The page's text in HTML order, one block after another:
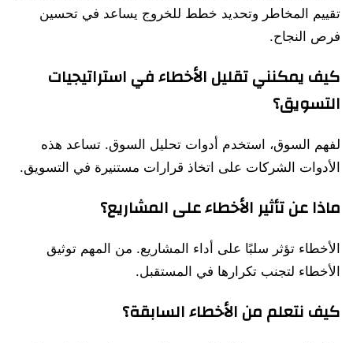
تقييم المخاطر وتحديد خطط للخروج يساعد في تحسين
فرص النجاح.
كيف يمكنني تقليل الأخطاء في استراتيجيات
التسويق؟
لفهم السوق، استخدم أدوات تحليل السوق. تساعد هذه
الأدوات الشركات على اتخاذ قرارات مستنيرة في التسويق.
ماذا عن تأثير الأخطاء على المشاريع؟
الأخطاء تؤثر سلبًا على أداء المشاريع. من المهم توثيق
الأخطاء لتجنب تكرارها في المستقبل.
كيف نتعلم من الأخطاء السابقة؟